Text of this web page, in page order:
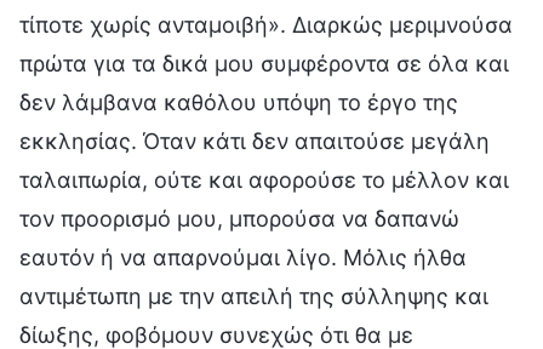
τίποτε χωρίς ανταμοιβή». Διαρκώς μεριμνούσα
πρώτα για τα δικά μου συμφέροντα σε όλα και
δεν λάμβανα καθόλου υπόψη το έργο της
εκκλησίας. Όταν κάτι δεν απαιτούσε μεγάλη
ταλαιπωρία, ούτε και αφορούσε το μέλλον και
τον προορισμό μου, μπορούσα να δαπανώ
εαυτόν ή να απαρνούμαι λίγο. Μόλις ήλθα
αντιμέτωπη με την απειλή της σύλληψης και
δίωξης, φοβόμουν συνεχώς ότι θα με